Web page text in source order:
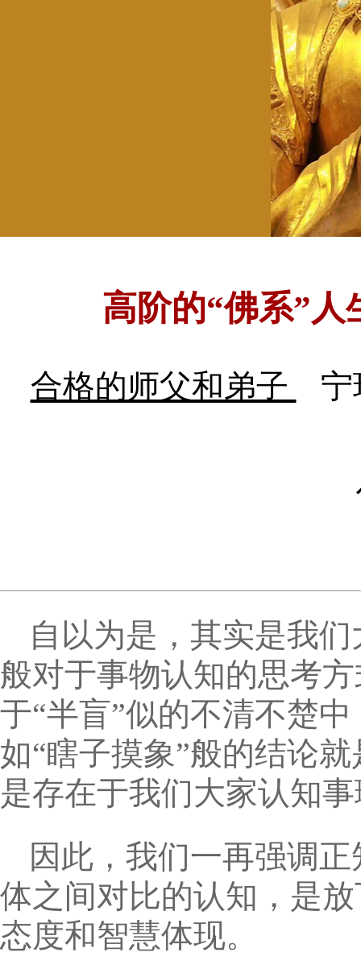
高阶的“佛系”
合格的师父和弟子 宁
自以为是，其实是我
般对于事物认知的思考
于“半盲”似的不清不楚
如“瞎子摸象”般的结论
是存在于我们大家认知
因此，我们一再强调
体之间对比的认知，是
态度和智慧体现。